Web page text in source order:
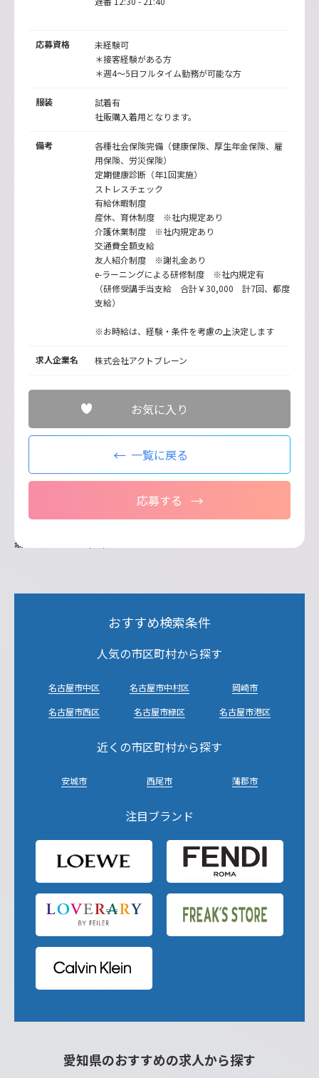
応募資格
未経験可
＊接客経験がある方
＊週4～5日フルタイム勤務が可能な方
服装
試着有
社販購入着用となります。
備考
各種社会保険完備（健康保険、厚生年金保険、雇
用保険、労災保険）
定期健康診断（年1回実施）
ストレスチェック
有給休暇制度
産休、育休制度 ※社内規定あり
介護休業制度 ※社内規定あり
交通費全額支給
友人紹介制度 ※謝礼金あり
e-ラーニングによる研修制度 ※社内規定有
（研修受講手当支給 合計￥30,000 計7回、都度
支給）
※お時給は、経験・条件を考慮の上決定します
求人企業名 株式会社アクトブレーン
お気に入り
一覧に戻る
応募する
最終更新日：2026/07/21
おすすめ検索条件
人気の市区町村から探す
名古屋市中区 名古屋市中村区
岡崎市
名古屋市西区
名古屋市緑区 名古屋市港区
近くの市区町村から探す
安城市 西尾市 蒲郡市
注目ブランド
愛知県のおすすめの求人から探す